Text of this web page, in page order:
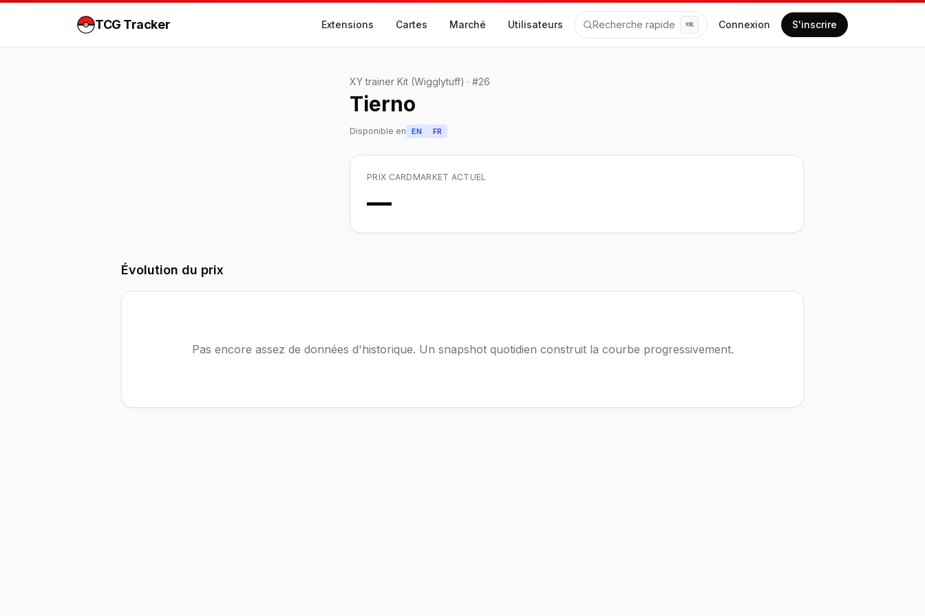
TCG Tracker Extensions Cartes Marché Utilisateurs Recherche rapide ⌘K Connexion S'inscrire
XY trainer Kit (Wigglytuff) · #26
Tierno
Disponible en EN FR
PRIX CARDMARKET ACTUEL
—
Évolution du prix
Pas encore assez de données d'historique. Un snapshot quotidien construit la courbe progressivement.